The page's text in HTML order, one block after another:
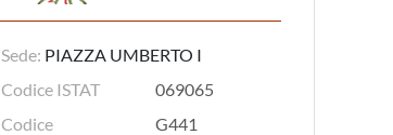
Sede: PIAZZA UMBERTO I
Codice ISTAT
069065
Codice
G441